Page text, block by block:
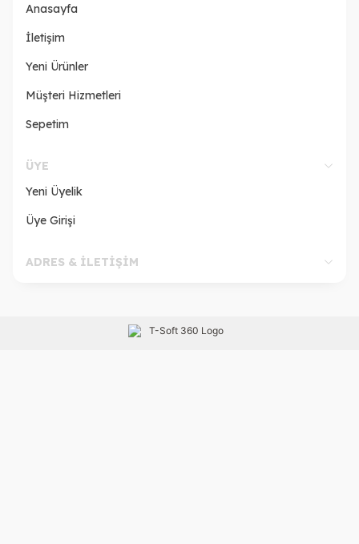
Anasayfa
İletişim
Yeni Ürünler
Müşteri Hizmetleri
Sepetim
ÜYE
Yeni Üyelik
Üye Girişi
ADRES & İLETİŞİM